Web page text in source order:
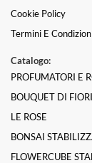
Cookie Policy
Termini E
Catalogo:
PROFUMATORI E
BOUQUET DI FIORI
LE ROSE
BONSAI
FLOWERCUBE